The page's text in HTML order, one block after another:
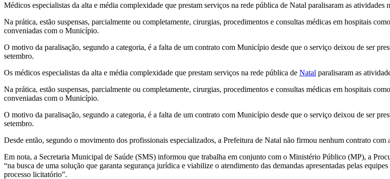
Médicos especialistas da alta e média complexidade que prestam serviços na rede pública de Natal paralisaram as atividades
Na prática, estão suspensas, parcialmente ou completamente, cirurgias, procedimentos e consultas médicas em hospitais
conveniadas com o Município.
O motivo da paralisação, segundo a categoria, é a falta de um contrato com Município desde que o serviço deixou de ser
setembro.
Os médicos especialistas da alta e média complexidade que prestam serviços na rede pública de Natal paralisaram as
Na prática, estão suspensas, parcialmente ou completamente, cirurgias, procedimentos e consultas médicas em hospitais
conveniadas com o Município.
O motivo da paralisação, segundo a categoria, é a falta de um contrato com Município desde que o serviço deixou de ser
setembro.
Desde então, segundo o movimento dos profissionais especializados, a Prefeitura de Natal não firmou nenhum contrato com
Em nota, a Secretaria Municipal de Saúde (SMS) informou que trabalha em conjunto com o Ministério Público (MP), a
“na busca de uma solução que garanta segurança jurídica e viabilize o atendimento das demandas apresentadas pelas
processo licitatório”.